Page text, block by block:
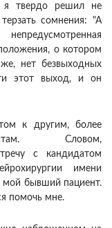
я твердо решил не
сомнения: "А
о котором
нет безвыходных
этот выход, и он
к другим, более
Словом,
с кандидатом
имени
мой бывший пациент.
помочь мне.